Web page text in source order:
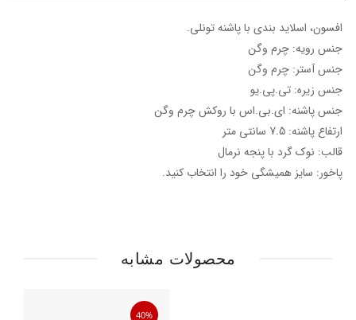
افسون، اسلاید بندی با پاشنه تونلی.
جنس رویه: چرم وگن
جنس آستر: چرم وگن
جنس زیره: تی.پی.یو
جنس پاشنه: ای.بی.اس با روکش چرم وگن
ارتفاع پاشنه: 7.5 سانتی متر
قالب: نوک گرد با پنجه نرمال
پاخور: سایز همیشگی خود را انتخاب کنید.
محصولات مشابه
40%